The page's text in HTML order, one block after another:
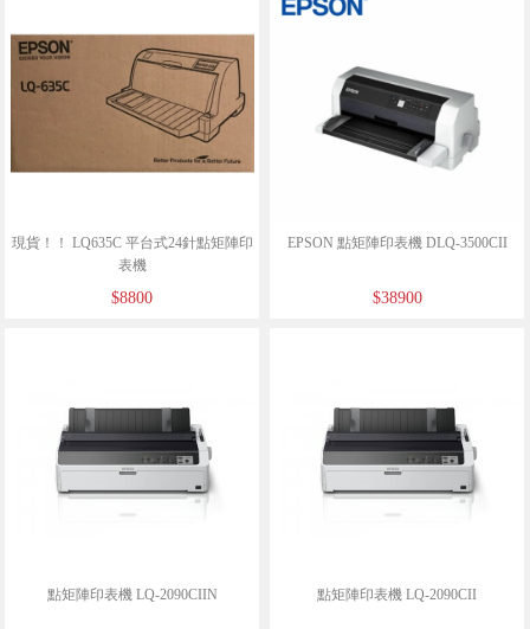
現貨！！ LQ635C 平台式24針點矩陣印
表機
$8800
EPSON 點矩陣印表機 DLQ-3500CII
$38900
點矩陣印表機 LQ-2090CIIN 點矩陣印表機 LQ-2090CII